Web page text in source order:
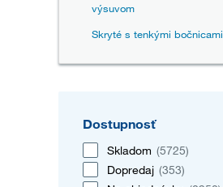
výsuvom
Skryté s tenkými bočnicami
Dostupnosť
Skladom (5725)
Dopredaj (353)